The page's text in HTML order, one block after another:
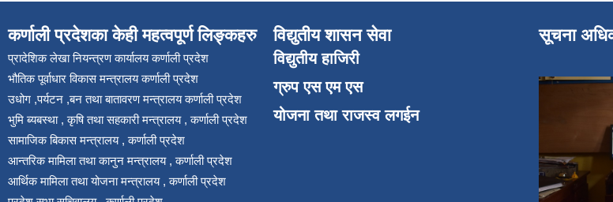
कर्णाली प्रदेशका केही महत्वपूर्ण लिङ्कहरु
प्रादेशिक लेखा नियन्त्रण कार्यालय कर्णाली प्रदेश
भौतिक पूर्वाधार विकास मन्त्रालय कर्णाली प्रदेश
उधोग ,पर्यटन ,बन तथा बातावरण मन्त्रालय कर्णाली प्रदेश
भुमि ब्यबस्था , कृषि तथा सहकारी मन्त्रालय , कर्णाली प्रदेश
सामाजिक बिकास मन्त्रालय , कर्णाली प्रदेश
आन्तरिक मामिला तथा कानुन मन्त्रालय , कर्णाली प्रदेश
आर्थिक मामिला तथा योजना मन्त्रालय , कर्णाली प्रदेश
विद्युतीय शासन सेवा
विद्युतीय हाजिरी
ग्रुप एस एम एस
योजना तथा राजस्व लगईन
सूचना